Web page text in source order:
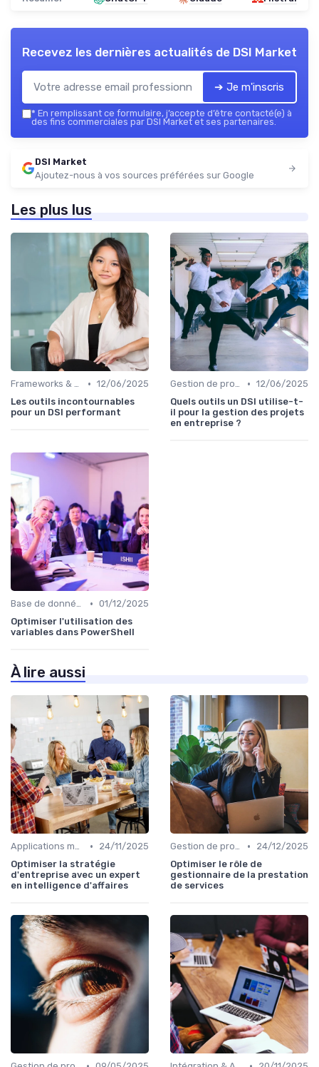
Recevez les dernières actualités de DSI Market
➔ Je m'inscris
* En remplissant ce formulaire, j’accepte d’être contacté(e) à
des fins commerciales par DSI Market et ses partenaires.
DSI Market
Ajoutez-nous à vos sources préférées sur Google
Les plus lus
Frameworks & Outils • 12/06/2025
Les outils incontournables
pour un DSI performant
Gestion de projets • 12/06/2025
Quels outils un DSI utilise-t-
il pour la gestion des projets
en entreprise ?
Base de données • 01/12/2025
Optimiser l'utilisation des
variables dans PowerShell
À lire aussi
Applications métiers •
24/11/2025
Optimiser la stratégie
d'entreprise avec un expert
en intelligence d'affaires
Gestion de projets •
24/12/2025
Optimiser le rôle de
gestionnaire de la prestation
de services